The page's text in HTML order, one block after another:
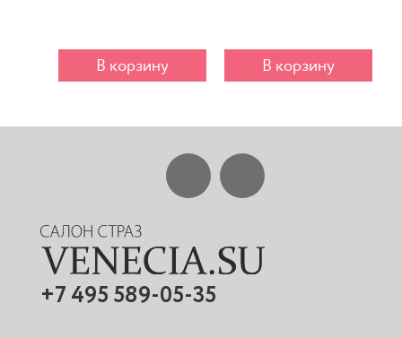
В корзину В корзину
+7 495 589-05-35